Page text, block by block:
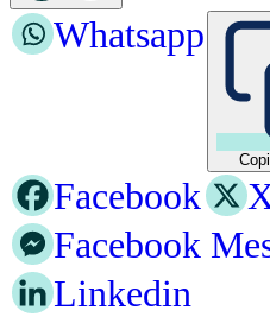
Whatsapp
Facebook
Facebook
Linkedin